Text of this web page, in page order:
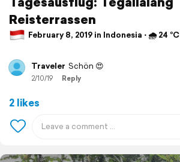
Reisterrassen
February 8, 2019 in Indonesia ⋅ 🌧 24 °C
Traveler Schön 😍
2/10/19 Reply
2 likes